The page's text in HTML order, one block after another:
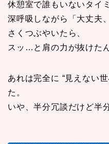
休憩室で誰もいないタイ
深呼吸しながら「大丈夫
さくつぶやいたら、
スッ…と肩の力が抜けた
あれは完全に “見えない
た。
いや、半分冗談だけど半